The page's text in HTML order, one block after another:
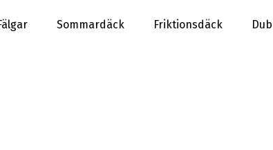
Sommardäck Friktionsdäck